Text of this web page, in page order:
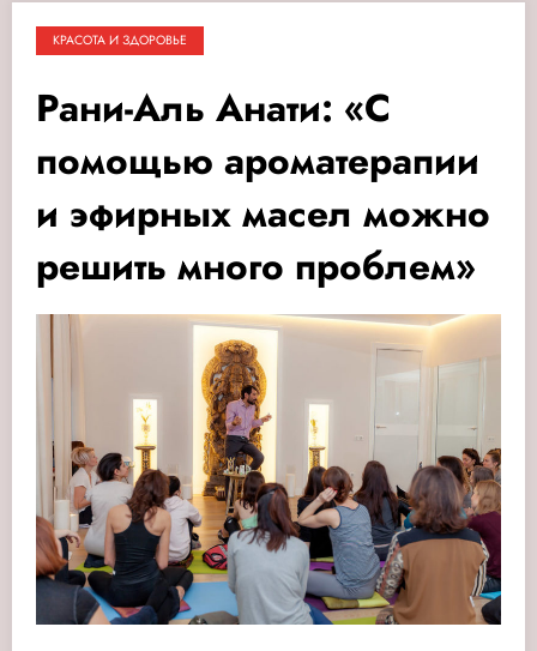
КРАСОТА И ЗДОРОВЬЕ
Рани-Аль Анати: «С
помощью ароматерапии
и эфирных масел можно
решить много проблем»